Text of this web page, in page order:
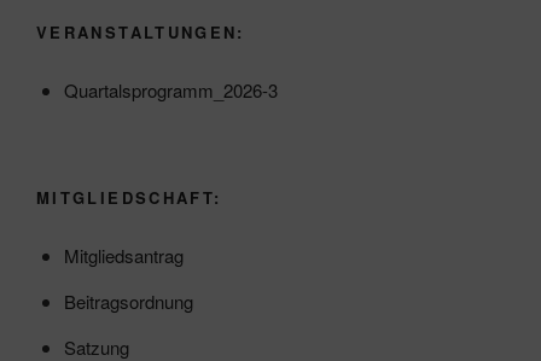
VERANSTALTUNGEN:
Quartalsprogramm_2026-3
MITGLIEDSCHAFT:
Mitgliedsantrag
Beitragsordnung
Satzung